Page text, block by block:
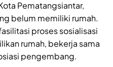
Pematangsiantar,
belum memiliki rumah.
proses sosialisasi
rumah, bekerja sama
pengembang.